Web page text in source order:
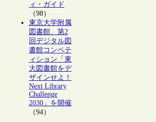
ィ・ガイド
（98）
東京大学附属
図書館、第2
回デジタル図
書館コンペテ
ィション「東
大図書館をデ
ザインせよ！
Next Library
Challenge
2030」を開催
（94）